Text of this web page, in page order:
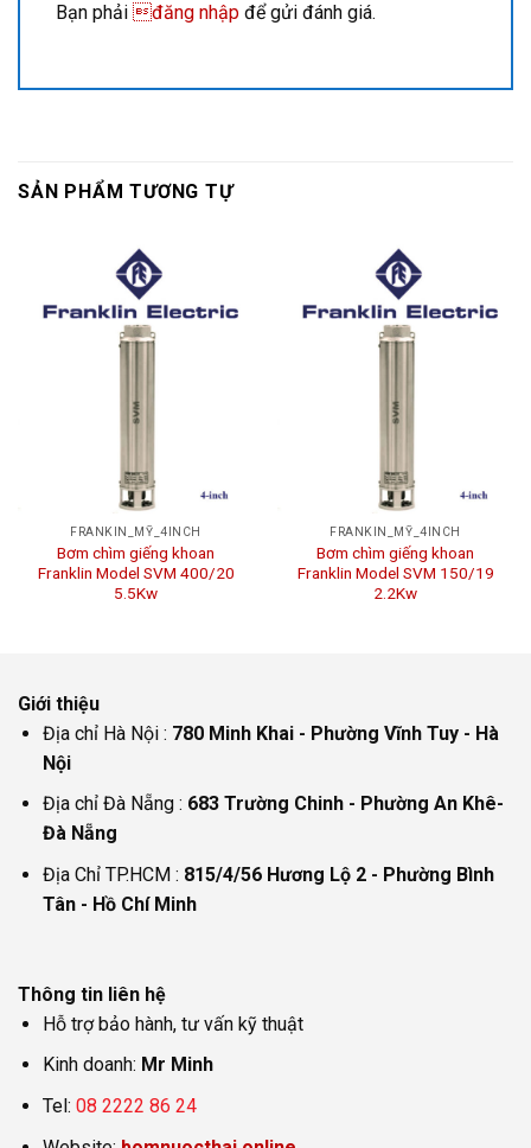
Bạn phải đăng nhập để gửi đánh giá.
SẢN PHẨM TƯƠNG TỰ
FRANKIN_MỸ_4INCH
Bơm chìm giếng khoan
Franklin Model SVM 400/20
5.5Kw
FRANKIN_MỸ_4INCH
Bơm chìm giếng khoan
Franklin Model SVM 150/19
2.2Kw
Giới thiệu
Địa chỉ Hà Nội : 780 Minh Khai - Phường Vĩnh Tuy - Hà
Nội
Địa chỉ Đà Nẵng : 683 Trường Chinh - Phường An Khê-
Đà Nẵng
Địa Chỉ TP.HCM : 815/4/56 Hương Lộ 2 - Phường Bình
Tân - Hồ Chí Minh
Thông tin liên hệ
Hỗ trợ bảo hành, tư vấn kỹ thuật
Kinh doanh: Mr Minh
Tel: 08 2222 86 24